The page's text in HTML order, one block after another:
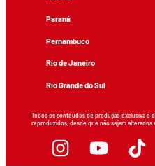
Paraná
Pernambuco
Rio de Janeiro
Rio Grande do Sul
Todos os conteúdos de produção exclusiva e
reproduzidos, desde que não sejam